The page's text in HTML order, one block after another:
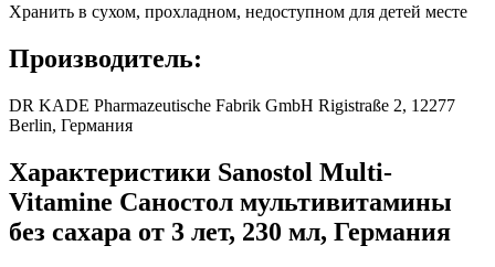
Хранить в сухом, прохладном, недоступном для детей месте
Производитель:
DR KADE Pharmazeutische Fabrik GmbH Rigistraße 2, 12277
Berlin, Германия
Характеристики Sanostol Multi-
Vitamine Саностол мультивитамины
без сахара от 3 лет, 230 мл, Германия